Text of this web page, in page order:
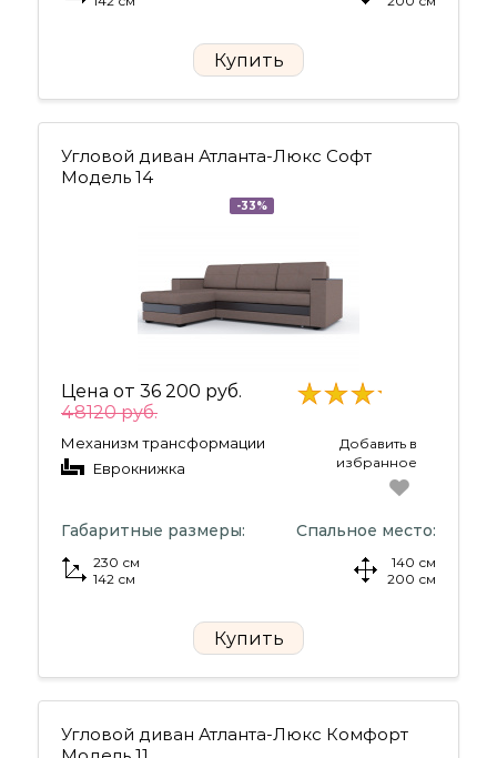
Купить
Угловой диван Атланта-Люкс Софт
Модель 14
-33%
Цена от 36 200 руб.
48120 руб.
Механизм трансформации
Еврокнижка
Добавить в
избранное
Габаритные размеры:
230 см
142 см
Спальное место:
140 см
200 см
Купить
Угловой диван Атланта-Люкс Комфорт